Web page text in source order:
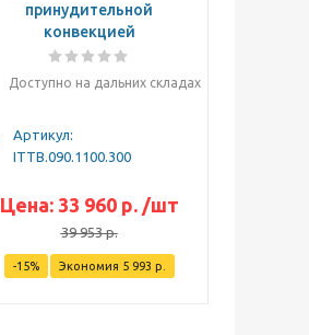
принудительной
конвекцией
Доступно на дальних складах
Артикул:
ITTB.090.1100.300
Цена: 33 960р. /шт
39 953р.
-15% Экономия 5 993 р.